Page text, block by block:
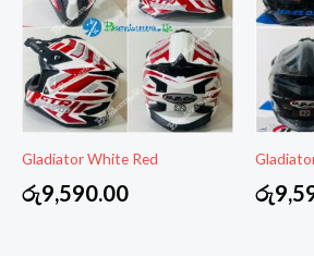
Gladiator White Red
රු9,590.00 රු